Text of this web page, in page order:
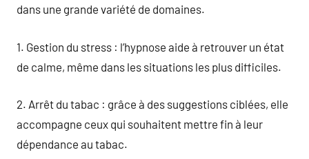
dans une grande variété de domaines.
1. Gestion du stress : l’hypnose aide à retrouver un état
de calme, même dans les situations les plus difficiles.
2. Arrêt du tabac : grâce à des suggestions ciblées, elle
accompagne ceux qui souhaitent mettre fin à leur
dépendance au tabac.